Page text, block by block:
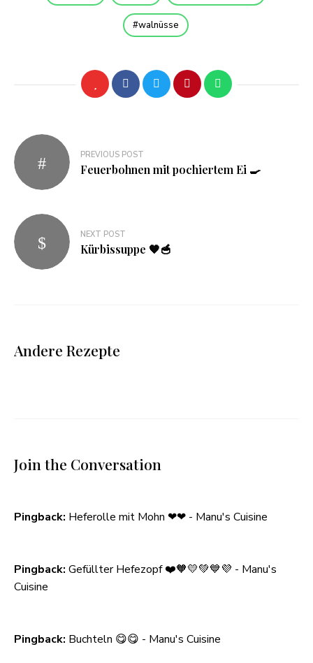
walnüsse
Beitragsnavigation
PREVIOUS POST
Feuerbohnen mit pochiertem Ei 🍳
NEXT POST
Kürbissuppe 🧡🥣
Andere Rezepte
Join the Conversation
Pingback: Heferolle mit Mohn ❤❤ - Manu's Cuisine
Pingback: Gefüllter Hefezopf ❤️🧡💛💚💙💜 - Manu's
Cuisine
Pingback: Buchteln 😋😋 - Manu's Cuisine